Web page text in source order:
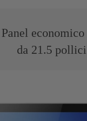
da 21.5 pollici